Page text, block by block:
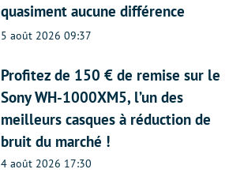
quasiment aucune différence
5 août 2026 09:37
Profitez de 150 € de remise sur le
Sony WH-1000XM5, l’un des
meilleurs casques à réduction de
bruit du marché !
4 août 2026 17:30